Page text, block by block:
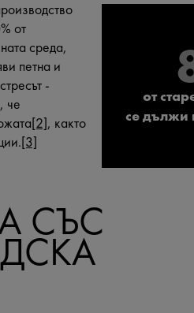
от
се дължи
от
среда,
петна и
-
че
[2], както
[3]
СЪС